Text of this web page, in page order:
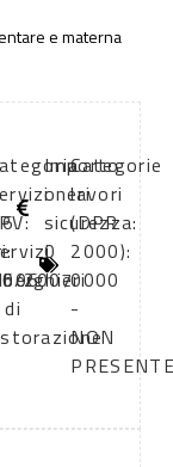
e materna
2007
Importo
oneri
sicurezza:
0
Categorie
lavori
(DPR
2000):
0000
-
NON